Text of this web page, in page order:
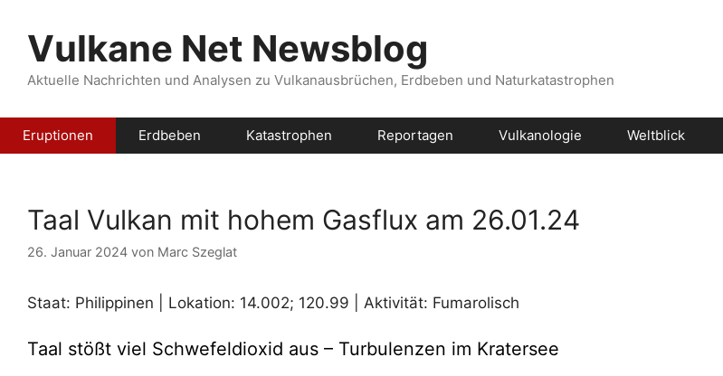
Inhalt
springenVulkane Net Newsblog
Aktuelle Nachrichten und Analysen zu Vulkanausbrüchen, Erdbeben und Naturkatastrophen
Eruptionen Erdbeben Katastrophen Reportagen Vulkanologie Weltblick
Taal Vulkan mit hohem Gasflux am 26.01.24
26. Januar 2024 von Marc Szeglat
Staat: Philippinen | Lokation: 14.002; 120.99 | Aktivität: Fumarolisch
Taal stößt viel Schwefeldioxid aus – Turbulenzen im Kratersee